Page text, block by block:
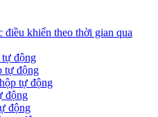
khiển theo thời gian qua
động
tự động
tự động
động
động